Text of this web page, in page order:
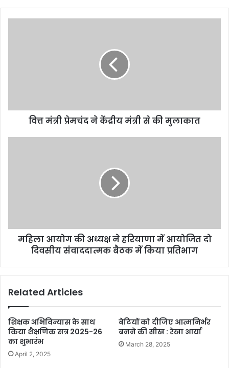
वित्त मंत्री प्रेमचंद ने केंद्रीय मंत्री से की मुलाकात
महिला आयोग की अध्यक्ष ने हरियाणा में आयोजित दो
दिवसीय संवाददात्मक बैठक में किया प्रतिभाग
Related Articles
शिक्षक अभिविन्यास के साथ
किया शैक्षणिक सत्र 2025-26
का शुभारंभ
April 2, 2025
बेटियों को दीजिए आत्मनिर्भर
बनने की सीख : रेखा आर्या
March 28, 2025